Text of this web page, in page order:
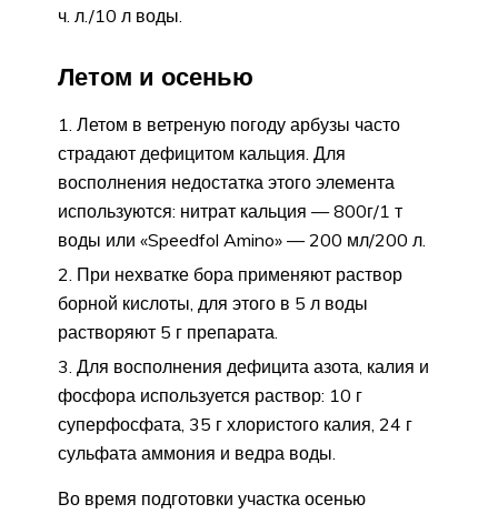
ч. л./10 л воды.
Летом и осенью
Летом в ветреную погоду арбузы часто
страдают дефицитом кальция. Для
восполнения недостатка этого элемента
используются: нитрат кальция — 800г/1 т
воды или «Speedfol Amino» — 200 мл/200 л.
При нехватке бора применяют раствор
борной кислоты, для этого в 5 л воды
растворяют 5 г препарата.
Для восполнения дефицита азота, калия и
фосфора используется раствор: 10 г
суперфосфата, 35 г хлористого калия, 24 г
сульфата аммония и ведра воды.
Во время подготовки участка осенью